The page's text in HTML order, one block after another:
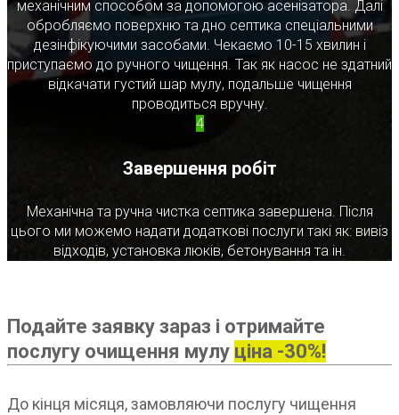
механічним способом за допомогою асенізатора. Далі
обробляємо поверхню та дно септика спеціальними
дезінфікуючими засобами. Чекаємо 10-15 хвилин і
приступаємо до ручного чищення. Так як насос не здатний
відкачати густий шар мулу, подальше чищення
проводиться вручну.
4
Завершення робіт
Механічна та ручна чистка септика завершена. Після
цього ми можемо надати додаткові послуги такі як: вивіз
відходів, установка люків, бетонування та ін.
Подайте заявку зараз і отримайте
послугу очищення мулу ціна -30%!
До кінця місяця, замовляючи послугу чищення